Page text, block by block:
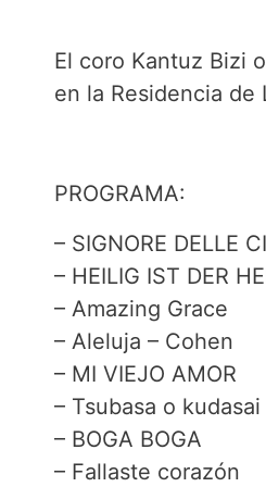
El coro Kantuz Bizi
en la Residencia de
PROGRAMA:
– SIGNORE DELLE
– HEILIG IST DER
– Amazing Grace
– Aleluja – Cohen
– MI VIEJO AMOR
– Tsubasa o kudasai
– BOGA BOGA
– Fallaste corazón